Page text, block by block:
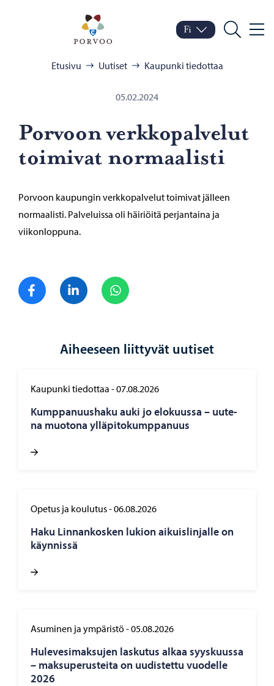
Porvoo – Siirry
Vaihda kieltä
Nykyinen kieli: Suomi
Fi
Hae
Etusivu Uutiset Kaupunki tiedottaa
05.02.2024
Por­voon verk­ko­pal­ve­lut
toi­mi­vat nor­maa­lis­ti
Porvoon kaupungin verkkopalvelut toimivat jälleen
normaalisti. Palveluissa oli häiriöitä perjantaina ja
viikonloppuna.
Jaa FacebookJaa LinkedIn
Aiheeseen liittyvät uutiset
Kaupunki tiedottaa -07.08.2026
Kump­pa­nuus­ha­ku auki jo elo­kuus­sa – uu­te­
na muo­to­na yl­lä­pi­to­kump­pa­nuus
Opetus ja koulutus-06.08.2026
Haku Lin­nan­kos­ken lu­kion ai­kuis­lin­jal­le on
käyn­nis­sä
Asuminen ja ympäristö-05.08.2026
Hu­le­ve­si­mak­su­jen las­ku­tus alkaa syys­kuus­sa
– mak­su­pe­rus­tei­ta on uu­dis­tet­tu vuo­del­le
2026